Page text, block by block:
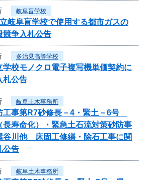
岐阜盲学校
岐阜盲学校で使用する都市ガスの
競争入札公告
多治見高等学校
学校モノクロ電子複写機単価契約に
札公告
岐阜土木事務所
工事第R7砂修長－4・緊土－6号
寿命化）・緊急土石流対策砂防事
川他 床固工修繕・除石工事に関
公告
岐阜土木事務所